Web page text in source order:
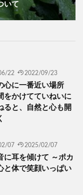
いて
22 2022/09/23
心に一番近い場所
をかけてていねいに
ると、自然と心も開
07 2025/02/07
に耳を傾けて ～ポカ
と体で笑顔いっぱい